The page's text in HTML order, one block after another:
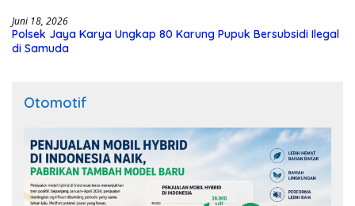
Juni 18, 2026
Polsek Jaya Karya Ungkap 80 Karung Pupuk Bersubsidi Ilegal
di Samuda
Otomotif